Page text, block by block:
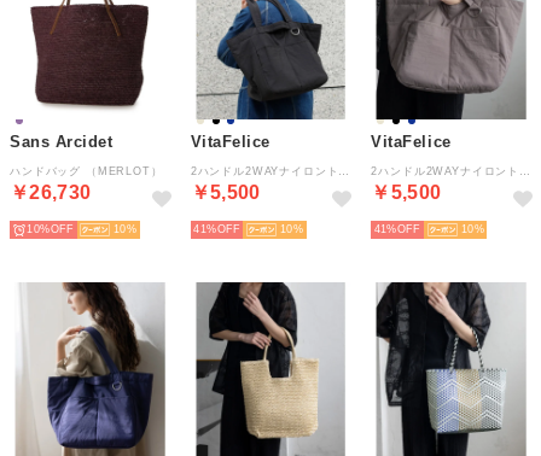
Sans Arcidet
ハンドバッグ （MERLOT）
￥26,730
10% 10
VitaFelice
￥5,500
41% 10
VitaFelice
￥5,500
41% 10